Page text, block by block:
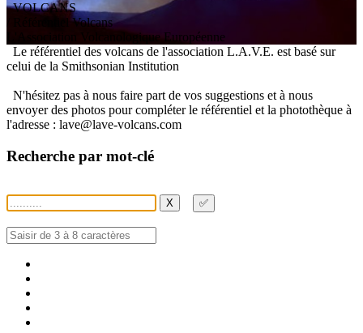
VOLCANS
/ Référentiel Volcans
ssociation V olcanologiqueEuropéenne
Le référentiel des volcans de l'association L.A.V.E. est basé sur
celui de la Smithsonian Institution
N'hésitez pas à nous faire part de vos suggestions et à nous
envoyer des photos pour compléter le référentiel et la photothèque à
l'adresse : lave@lave-volcans.com
Recherche par mot-clé
X ✅